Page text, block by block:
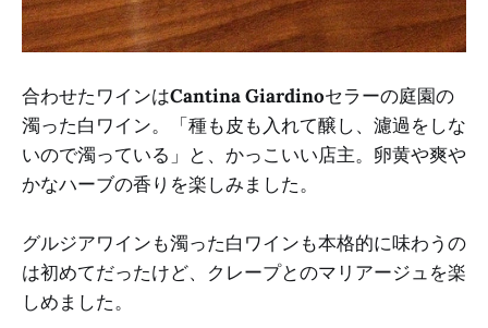
合わせたワインはCantina Giardinoセラーの庭園の
濁った白ワイン。「種も皮も入れて醸し、濾過をしな
いので濁っている」と、かっこいい店主。卵黄や爽や
かなハーブの香りを楽しみました。
グルジアワインも濁った白ワインも本格的に味わうの
は初めてだったけど、クレープとのマリアージュを楽
しめました。